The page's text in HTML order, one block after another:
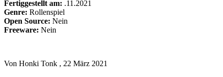
Fertiggestellt am: .11.2021
Genre: Rollenspiel
Open Source: Nein
Freeware: Nein
Von Honki Tonk , 22 März 2021